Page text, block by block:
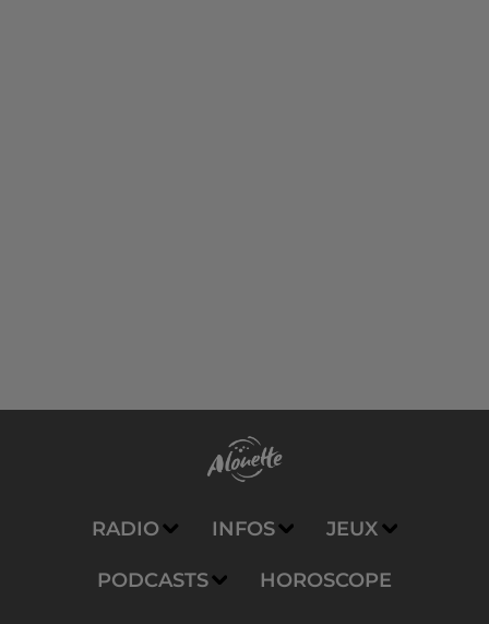
RADIO INFOS JEUX
PODCASTS HOROSCOPE